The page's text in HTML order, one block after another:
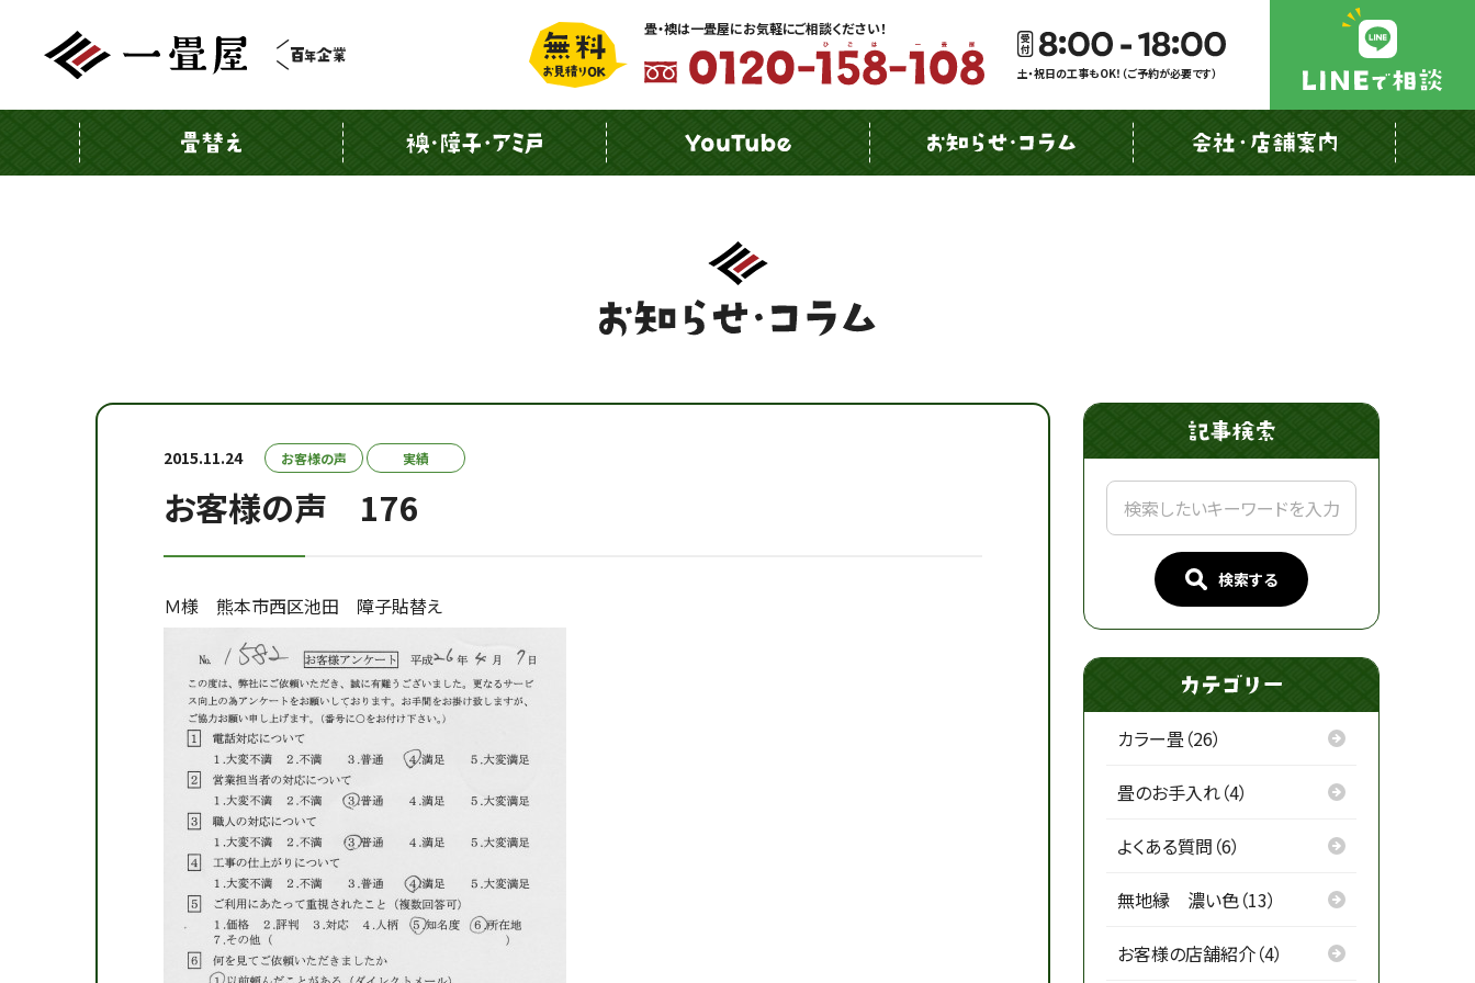
畳・襖は一畳屋にお気軽にご相談ください！
土・祝日の工事もOK！（ご予約が必要です）
2015.11.24 お客様の声 実績
お客様の声 176
Ｍ様 熊本市西区池田 障子貼替え
検索する
カラー畳（26）
畳のお手入れ（4）
よくある質問（6）
無地縁 濃い色（13）
お客様の店舗紹介（4）